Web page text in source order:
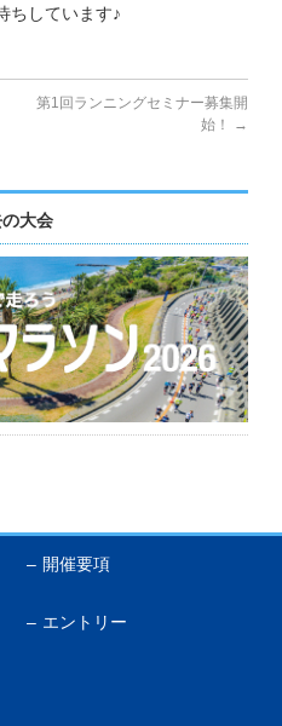
ちしています♪
第1回ランニングセミナー募集開
始！
→
大会
開催要項
エントリー